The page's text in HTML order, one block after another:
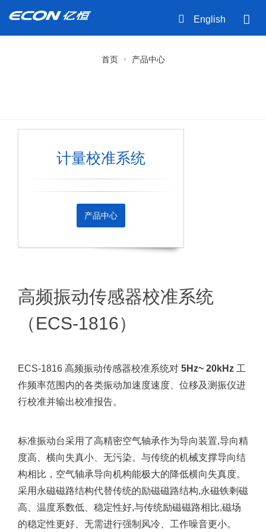
English
首页 产品中心
计量校准系统
产品中心
高频振动传感器校准系统
（ECS-1816）
ECS-1816 高频振动传感器校准系统对 5Hz~ 20kHz 工
作频率范围内的各类振动加速度速度、位移及测振仪进
行校准并输出校准报告。
标准振动台采用了高精密空气轴承作为导向装置,导向精
度高、横向失真小、无污染。与传统的机械支撑导向结
构相比，空气轴承导向机构能极大的降低横向失真度。
采用永磁磁路结构代替传统的励磁磁路结构,永磁铁剩磁
高、温度系数低、稳定性好,与传统励磁磁路相比,磁场
的稳定性更好、无需进行强制风冷、工作噪音更小。